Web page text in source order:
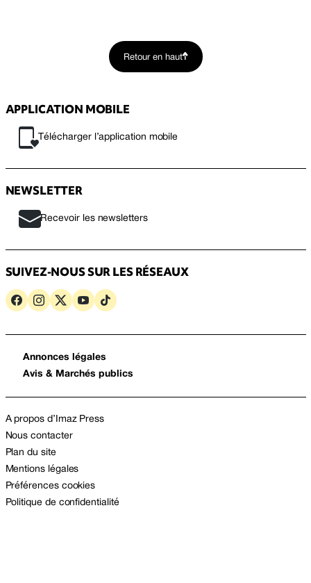
Retour en haut
APPLICATION MOBILE
Télécharger l’application mobile
NEWSLETTER
Recevoir les newsletters
SUIVEZ-NOUS SUR LES RÉSEAUX
Annonces légales
Avis & Marchés publics
A propos d’Imaz Press
Nous contacter
Plan du site
Mentions légales
Préférences cookies
Politique de confidentialité